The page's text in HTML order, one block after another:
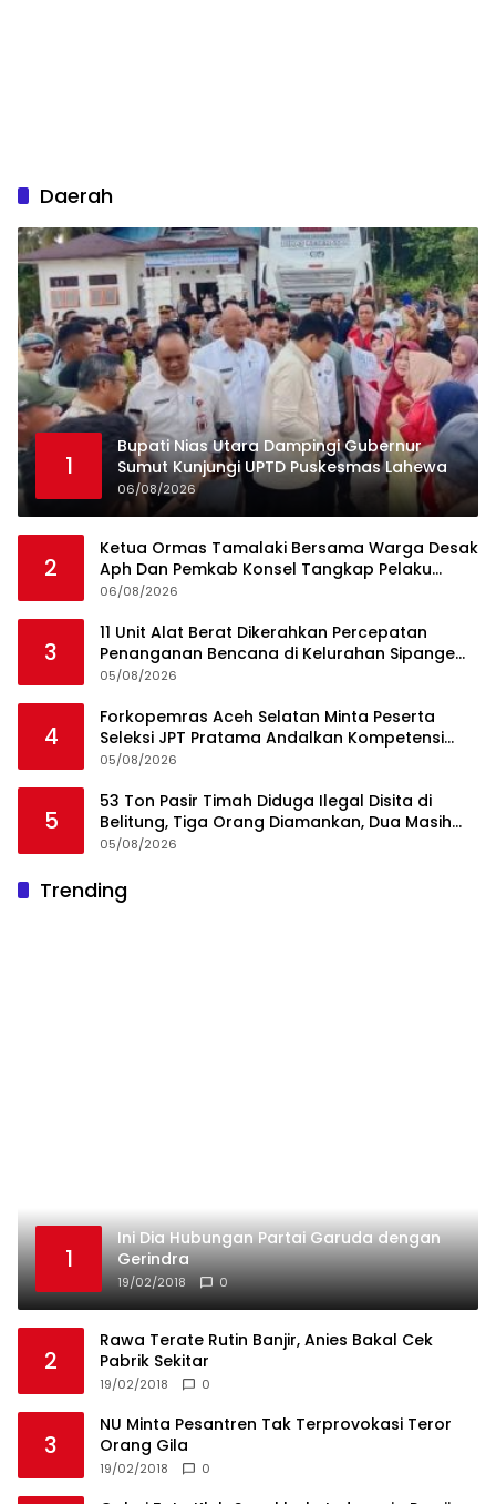
Daerah
1
Bupati Nias Utara Dampingi Gubernur
Sumut Kunjungi UPTD Puskesmas Lahewa
06/08/2026
2
Ketua Ormas Tamalaki Bersama Warga Desak
Aph Dan Pemkab Konsel Tangkap Pelaku
Angkut Cangkang Sawit Overload, Truk PT KAP
06/08/2026
3
11 Unit Alat Berat Dikerahkan Percepatan
Penanganan Bencana di Kelurahan Sipange
Kecamatan Tukka
05/08/2026
4
Forkopemras Aceh Selatan Minta Peserta
Seleksi JPT Pratama Andalkan Kompetensi
dan Integritas, Bukan Kedekatan
05/08/2026
5
53 Ton Pasir Timah Diduga Ilegal Disita di
Belitung, Tiga Orang Diamankan, Dua Masih
Diburu
05/08/2026
Trending
1
Ini Dia Hubungan Partai Garuda dengan
Gerindra
19/02/2018 0
2
Rawa Terate Rutin Banjir, Anies Bakal Cek
Pabrik Sekitar
19/02/2018 0
3
NU Minta Pesantren Tak Terprovokasi Teror
Orang Gila
19/02/2018 0